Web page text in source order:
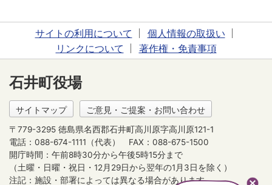
サイトの利用について
個人情報の取扱い
リンクについて
著作権・免責事項
石井町役場
サイトマップ ご意見・ご提案・お問い合わせ
〒779-3295 徳島県名西郡石井町高川原字高川原121-1
電話：088-674-1111（代表）
FAX：088-675-1500
開庁時間：午前8時30分から午後5時15分まで
（土曜・日曜・祝日・12月29日から翌年の1月3日を除く）
注記：施設・部署によっては異なる場合があります。